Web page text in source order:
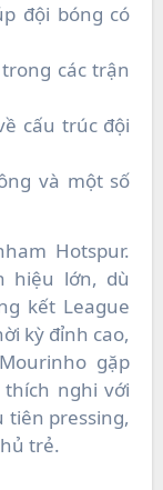
đội bóng có
các trận
cấu trúc đội
và một số
Hotspur.
hiệu lớn, dù
kết League
kỳ đỉnh cao,
gặp
nghi với
tiên pressing,
trẻ.